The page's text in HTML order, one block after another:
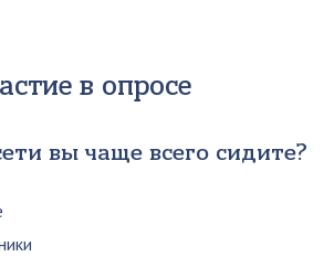
в опросе
вы чаще всего сидите?